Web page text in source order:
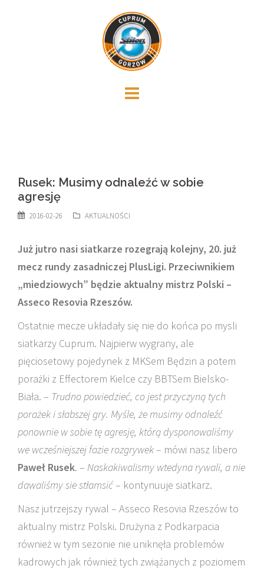
Rusek: Musimy odnaleźć w sobie
agresję
2016-02-26 AKTUALNOŚCI
Już jutro nasi siatkarze rozegrają kolejny, 20. już
mecz rundy zasadniczej PlusLigi. Przeciwnikiem
„miedziowych” będzie aktualny mistrz Polski –
Asseco Resovia Rzeszów.
Ostatnie mecze układały się nie do końca po mysli
siatkarzy Cuprum. Najpierw wygrany, ale
pięciosetowy pojedynek z MKSem Będzin a potem
porażki z Effectorem Kielce czy BBTSem Bielsko-
Biała. – Trudno powiedzieć, co jest przyczyną tych
porażek i słabszej gry. Myśle, że musimy odnaleźć
ponownie w sobie tę agresję, którą dysponowaliśmy
we wcześniejszej fazie rozgrywek– mówi nasz libero
Paweł Rusek. – Naskakiwalismy wtedyna rywali, a nie
dawaliśmy sie stłamsić– kontynuuje siatkarz.
Nasz jutrzejszy rywal – Asseco Resovia Rzeszów to
aktualny mistrz Polski. Drużyna z Podkarpacia
również w tym sezonie nie uniknęła problemów
kadrowych jak również tych zwiążanych z poziomem